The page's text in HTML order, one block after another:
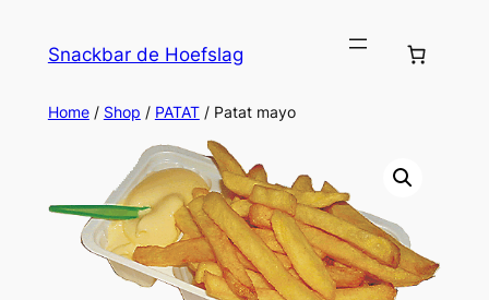
inhoud
Snackbar de Hoefslag
Home/ Shop / PATAT/ Patat mayo